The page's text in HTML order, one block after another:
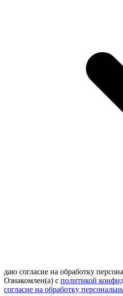
даю согласие на обработку
Ознакомлен(а) с политикой
согласие на обработку